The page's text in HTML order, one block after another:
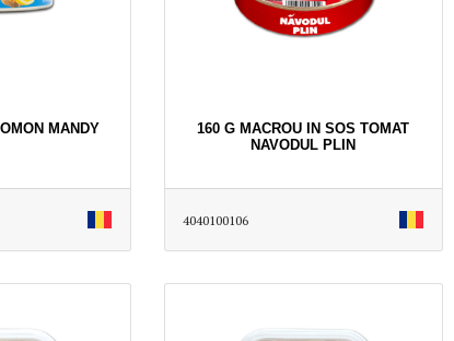
MANDY
160 G MACROU IN SOS TOMAT
NAVODUL PLIN
4040100106